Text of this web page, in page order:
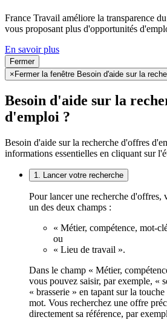
France Travail améliore la transparence
vous proposant plus d'opportunités
En savoir plus
Fermer
× Fermer la fenêtre Besoin d'aide sur la
Besoin d'aide sur la
d'emploi ?
Besoin d'aide sur la recherche d'offres
informations essentielles en cliquant sur
1. Lancer votre recherche
Pour lancer une recherche d'offres,
un des deux champs :
« Métier, compétence, mot-
ou
« Lieu de travail ».
Dans le champ « Métier,
vous pouvez saisir, par exemple, «
« brasserie » en tapant sur la
mot. Vous recherchez une offre
directement sa référence, par